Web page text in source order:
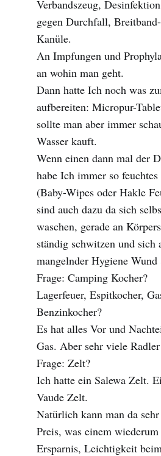
Verbandszeug,
gegen Durchfall,
Kanüle.
An Impfungen und
an wohin man geht.
Dann hatte Ich noch was
aufbereiten: Micropur-
sollte man aber immer
Wasser kauft.
Wenn einen dann mal der
habe Ich immer so
(Baby-Wipes oder Hakle
sind auch dazu da sich
waschen, gerade an
ständig schwitzen und sich
mangelnder Hygiene Wund
Frage: Camping Kocher?
Lagerfeuer, Espitkocher,
Benzinkocher?
Es hat alles Vor und
Gas. Aber sehr viele
Frage: Zelt?
Ich hatte ein Salewa Zelt.
Vaude Zelt.
Natürlich kann man da
Preis, was einem
Ersparnis, Leichtigkeit